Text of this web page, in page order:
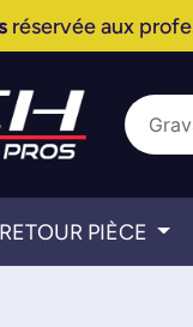
réservée aux
RETOUR PIÈCE